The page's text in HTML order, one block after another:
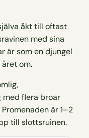
åkt till oftast
med sina
är som en djungel
om.
med flera broar
är 1–2
till slottsruinen.